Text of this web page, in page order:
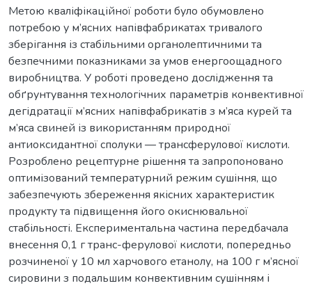
Метою кваліфікаційної роботи було обумовлено
потребою у м’ясних напівфабрикатах тривалого
зберігання із стабільними органолептичними та
безпечними показниками за умов енергоощадного
виробництва. У роботі проведено дослідження та
обґрунтування технологічних параметрів конвективної
дегідратації м’ясних напівфабрикатів з м’яса курей та
м’яса свиней із використанням природної
антиоксидантної сполуки — трансферулової кислоти.
Розроблено рецептурне рішення та запропоновано
оптимізований температурний режим сушіння, що
забезпечують збереження якісних характеристик
продукту та підвищення його окиснювальної
стабільності. Експериментальна частина передбачала
внесення 0,1 г транс-ферулової кислоти, попередньо
розчиненої у 10 мл харчового етанолу, на 100 г м’ясної
сировини з подальшим конвективним сушінням і